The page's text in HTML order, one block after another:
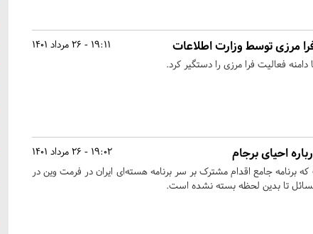
19:11 - 26 مرداد 1401 مرزی توسط وزارت اطلاعات
فعالیت فرا مرزی را دستگیر کرد.
19:02 - 26 مرداد 1401 احیای برجام
برنامه جامع اقدام مشترک بر سر برنامه هسته‌ای ایران در فرمت وین در
مسائل تا بدین لحظه بسته نشده است.